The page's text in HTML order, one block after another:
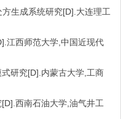
生成系统研究[D].大连理工
江西师范大学,中国近现代
研究[D].内蒙古大学,工商
西南石油大学,油气井工